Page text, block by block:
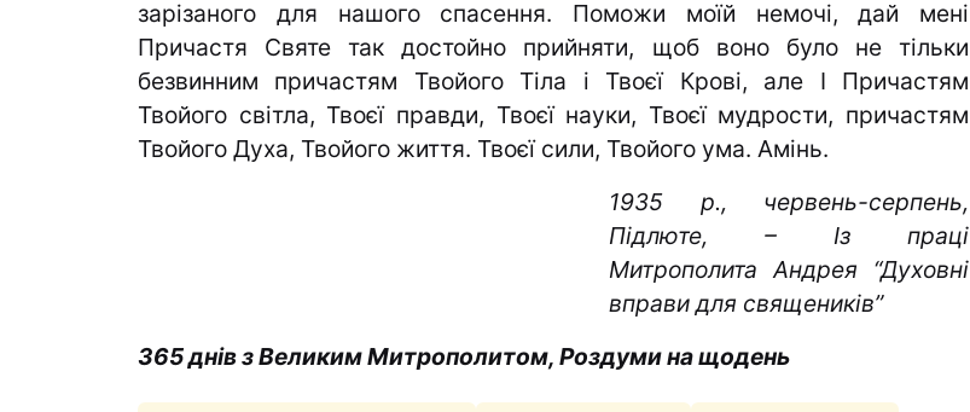
зарізаного для нашого спасення. Поможи моїй немочі, дай мені
Причастя Святе так достойно прийняти, щоб воно було не тільки
безвинним причастям Твойого Тіла і Твоєї Крові, але І Причастям
Твойого світла, Твоєї правди, Твоєї науки, Твоєї мудрости, причастям
Твойого Духа, Твойого жит­тя. Твоєї сили, Твойого ума. Амінь.
1935 р., червень-серпень,
Підлюте, – Із праці
Митрополита Андрея “Духовні
вправи для священиків”
365 днів з Великим Митрополитом, Роздуми на щодень